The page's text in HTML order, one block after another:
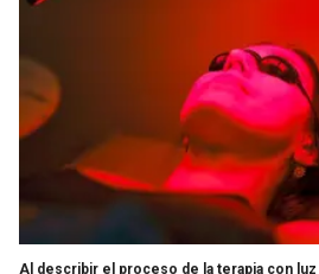
Al describir el proceso de la terapia con